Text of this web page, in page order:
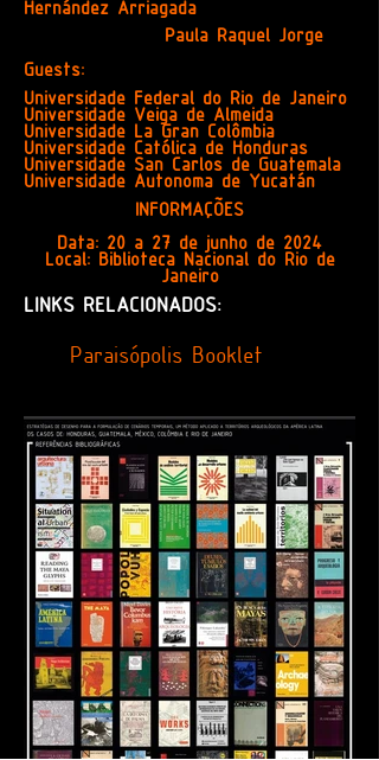
Hernández Arriagada
Paula Raquel Jorge
Guests:
Universidade Federal do Rio de Janeiro
Universidade Veiga de Almeida
Universidade La Gran Colômbia
Universidade Católica de Honduras
Universidade San Carlos de Guatemala
Universidade Autonoma de Yucatán
INFORMAÇÕES
Data: 20 a 27 de junho de 2024
Local: Biblioteca Nacional do Rio de
Janeiro
LINKS RELACIONADOS:
Paraisópolis Booklet